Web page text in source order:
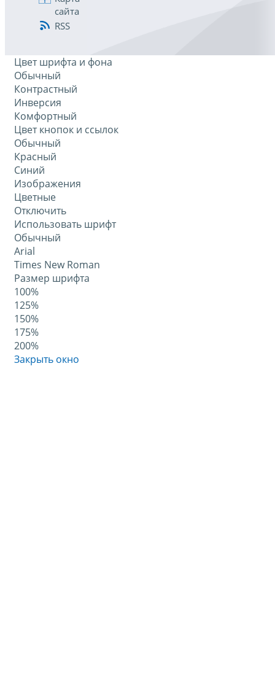
сайта
RSS
Цвет шрифта и фона
Обычный
Контрастный
Инверсия
Комфортный
Цвет кнопок и ссылок
Обычный
Красный
Синий
Изображения
Цветные
Отключить
Использовать шрифт
Обычный
Arial
Times New Roman
Размер шрифта
100%
125%
150%
175%
200%
Закрыть окно